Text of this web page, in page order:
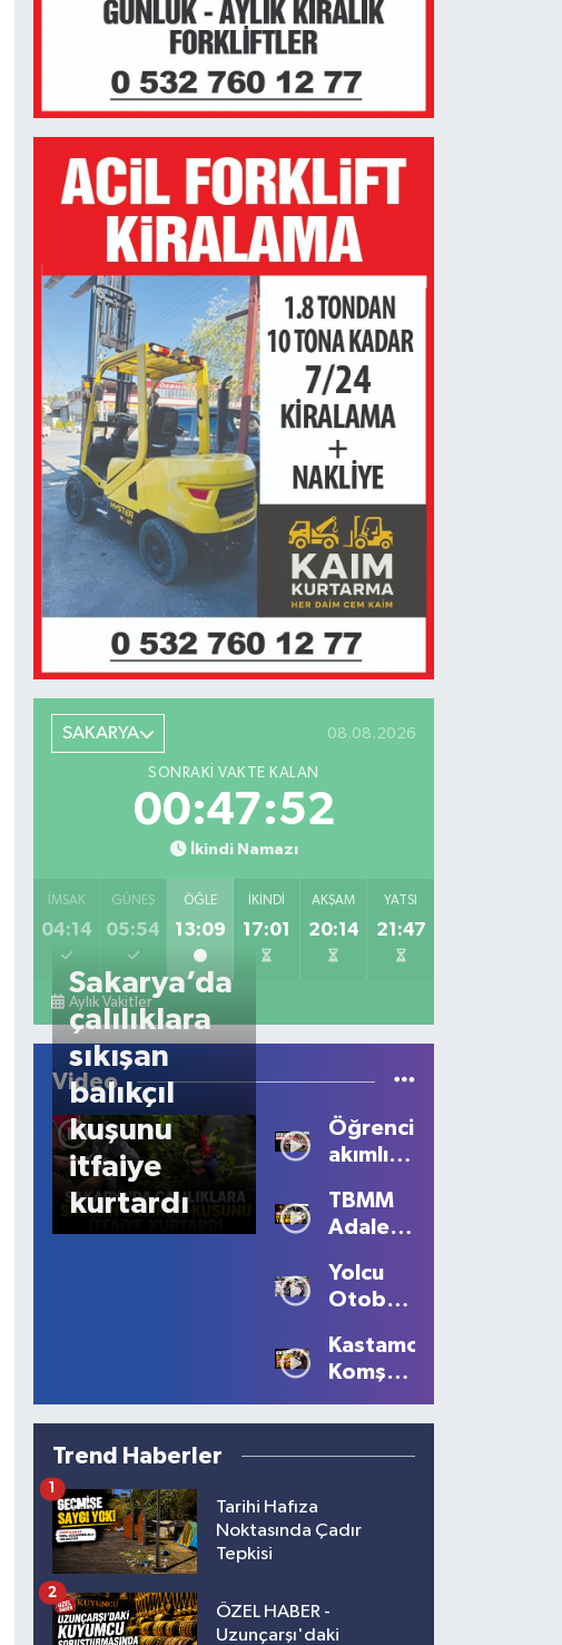
SAKARYA 08.08.2026
SONRAKI VAKTE KALAN
00:47:52
İkindi Namazı
İMSAK
04:14
GÜNEŞ
05:54
ÖĞLE
13:09
İKINDI
17:01
AKŞAM
20:14
YATSI
21:47
Aylık Vakitler
Video
Sakarya’da
çalılıklara
sıkışan
balıkçıl
kuşunu
itfaiye
kurtardı
Öğrencilerden
akımlı
TBMM
Adalet
tansiyon
yükseldi
Yolcu
Otobüsünün
Kadın
Ağır
Yaralandı
Kastamonu'da
Komşu
Kanlı
Bitti: 1
Trend Haberler
Tarihi Hafıza
Noktasında Çadır
Tepkisi
1
ÖZEL HABER -
Uzunçarşı'daki
2